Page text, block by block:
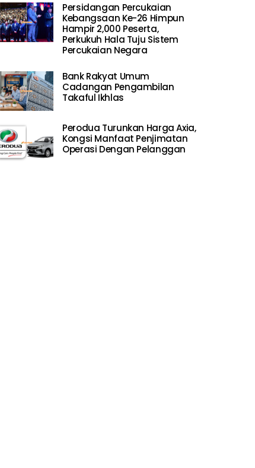
Persidangan Percukaian
Kebangsaan Ke-26 Himpun
Hampir 2,000 Peserta,
Perkukuh Hala Tuju Sistem
Percukaian Negara
Bank Rakyat Umum
Cadangan Pengambilan
Takaful Ikhlas
Perodua Turunkan Harga Axia,
Kongsi Manfaat Penjimatan
Operasi Dengan Pelanggan